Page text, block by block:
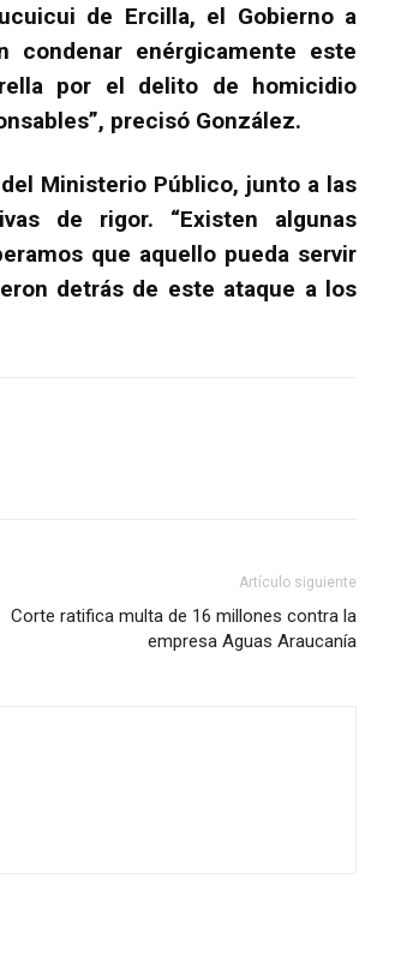
de Ercilla, el Gobierno a
enérgicamente este
por el delito de homicidio
precisó González.
Ministerio Público, junto a las
de rigor. “Existen algunas
que aquello pueda servir
detrás de este ataque a los
Artículo siguiente
Corte ratifica multa de 16 millones contra la
empresa Aguas Araucanía